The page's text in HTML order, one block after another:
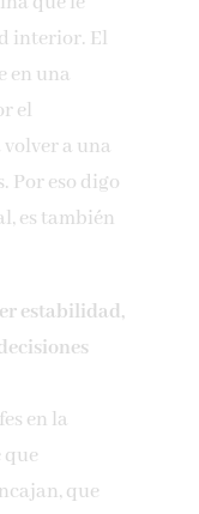
interior. El
en una
el
a una
Por eso digo
es también
estabilidad,
en la
que
que